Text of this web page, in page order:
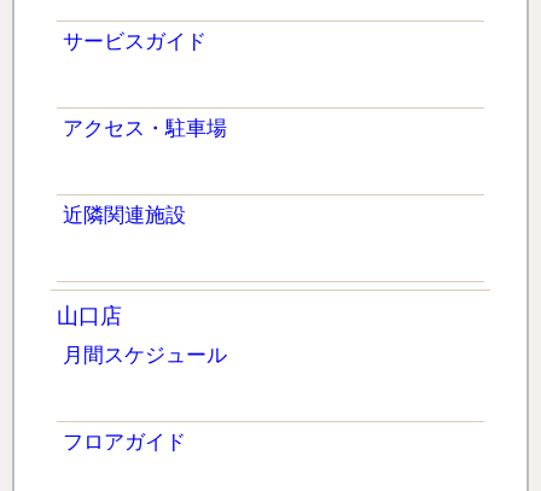
サービスガイド
アクセス・駐車場
近隣関連施設
山口店
月間スケジュール
フロアガイド